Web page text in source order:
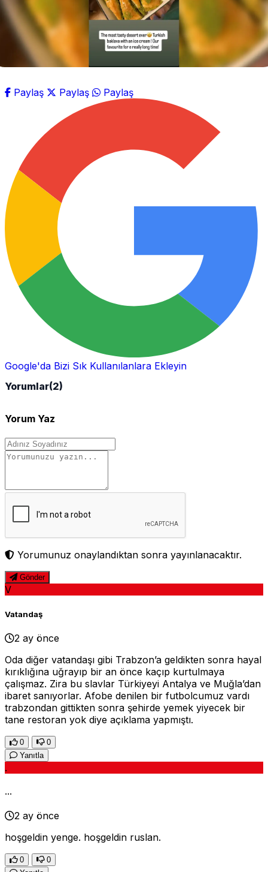
Paylaş Paylaş Paylaş
Google'da Bizi Sık Kullanılanlara Ekleyin
Yorumlar(2)
Yorum Yaz
Yorumunuz onaylandıktan sonra yayınlanacaktır.
Gönder
V
Vatandaş
2 ay önce
Oda diğer vatandaşı gibi Trabzon’a geldikten sonra hayal
kırıklığına uğrayıp bir an önce kaçıp kurtulmaya
çalışmaz. Zira bu slavlar Türkiyeyi Antalya ve Muğla’dan
ibaret sanıyorlar. Afobe denilen bir futbolcumuz vardı
trabzondan gittikten sonra şehirde yemek yiyecek bir
tane restoran yok diye açıklama yapmıştı.
0
0
Yanıtla
.
...
2 ay önce
hoşgeldin yenge. hoşgeldin ruslan.
0
0